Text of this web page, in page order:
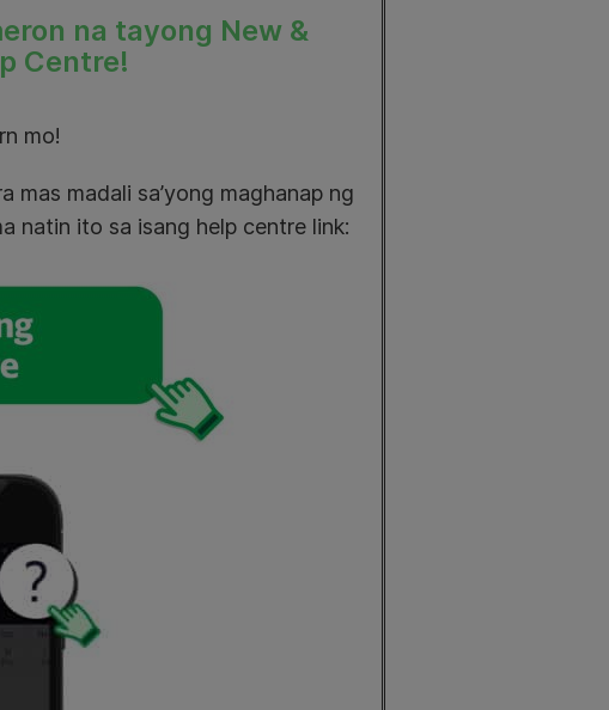
na tayong New &
Centre!
mo!
madali sa’yong maghanap ng
natin ito sa isang help centre link: